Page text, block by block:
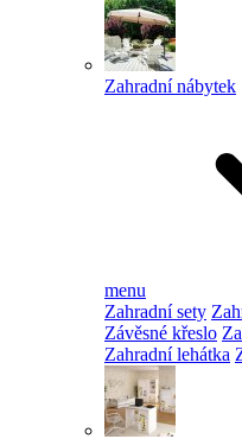
Zahradní nábytek
menu
Zahradní sety
Závěsné křeslo
Zahradní lehátka